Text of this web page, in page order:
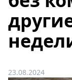
23.08.2024